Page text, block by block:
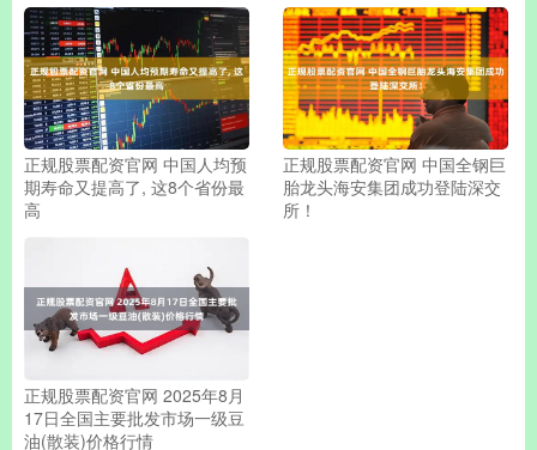
正规股票配资官网 中国人均预
期寿命又提高了, 这8个省份最
高
正规股票配资官网 中国全钢巨
胎龙头海安集团成功登陆深交
所！
正规股票配资官网 2025年8月
17日全国主要批发市场一级豆
油(散装)价格行情